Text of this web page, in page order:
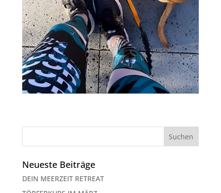
Neueste Beiträge
DEIN MEERZEIT RETREAT